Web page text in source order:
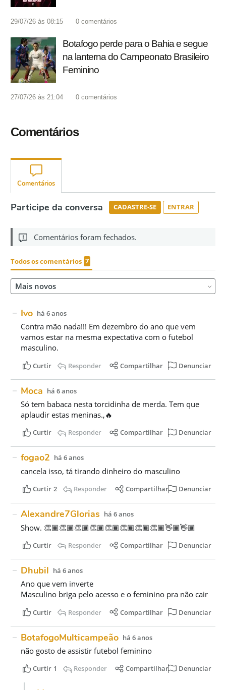
29/07/26 às 08:15 0 comentários
Botafogo perde para o Bahia e segue
na lanterna do Campeonato Brasileiro
Feminino
27/07/26 às 21:04 0 comentários
Comentários